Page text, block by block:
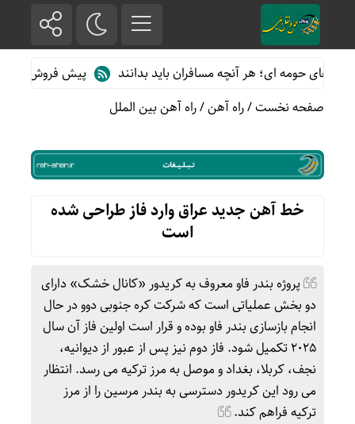
حومه ای؛ هر آنچه مسافران باید بدانند
پیش فروش بلیت
صفحه نخست/راه آهن/راه آهن بین الملل
خط آهن جدید عراق وارد فاز طراحی شده
است
پروژه بندر فاو معروف به کریدور «کانال خشک» دارای
دو بخش عملیاتی است که شرکت کره جنوبی دوو در حال
انجام بازسازی بندر فاو بوده و قرار است اولین فاز آن سال
2025 تکمیل شود. فاز دوم نیز پس از عبور از دیوانیه،
نجف، کربلا، بغداد و موصل به مرز ترکیه می رسد. انتظار
می رود این کریدور دسترسی به بندر مرسین را از مرز
ترکیه فراهم کند.